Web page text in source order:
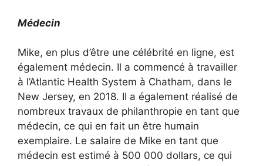
Médecin
Mike, en plus d’être une célébrité en ligne, est
également médecin. Il a commencé à travailler
à l’Atlantic Health System à Chatham, dans le
New Jersey, en 2018. Il a également réalisé de
nombreux travaux de philanthropie en tant que
médecin, ce qui en fait un être humain
exemplaire. Le salaire de Mike en tant que
médecin est estimé à 500 000 dollars, ce qui